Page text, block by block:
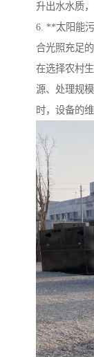
升出水水质
6. **太阳能
合光照充足
在选择农村
源、处理规
时，设备的